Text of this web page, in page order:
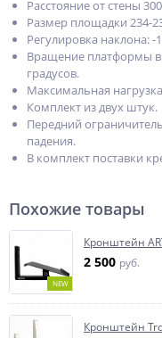
Расстояние от стены
Размер площадки 234-
Регулировка наклона: -
Вращение платформы в
градусов.
Максимальная
Комплект из двух штук.
Передний
падения.
В комплект поставки
Похожие товары
NEW
Кронштейн
2 500 руб.
Кронштейн